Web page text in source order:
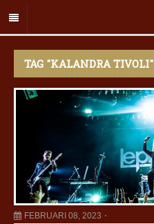
TAG "KALANDRA TIVOLI"
FEBRUARI 08, 2023